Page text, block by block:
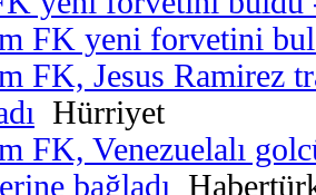
FK yeni forvetini
FK, Jesus Ramirez
Hürriyet
FK, Venezuelalı
bağladı